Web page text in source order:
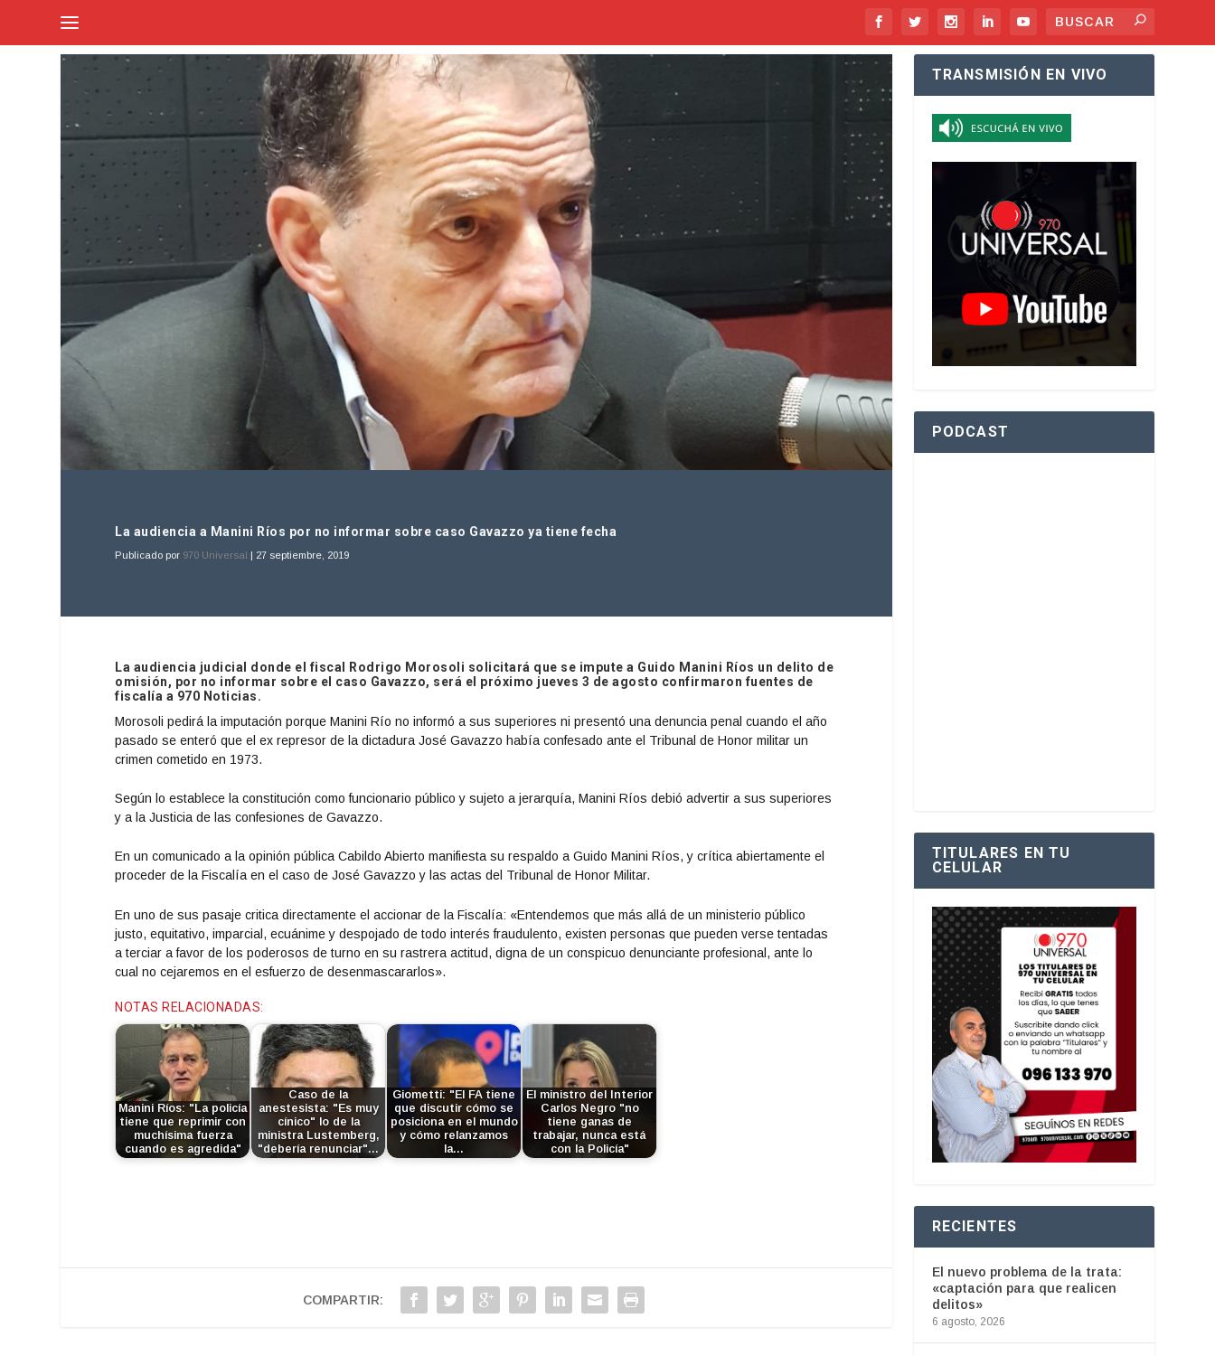
La audiencia a Manini Ríos por no informar sobre caso Gavazzo ya tiene fecha
Publicado por 970 Universal | 27 septiembre, 2019
La audiencia judicial donde el fiscal Rodrigo Morosoli solicitará que se impute a Guido Manini Ríos un delito de
omisión, por no informar sobre el caso Gavazzo, será el próximo jueves 3 de agosto confirmaron fuentes de
fiscalía a 970 Noticias.
Morosoli pedirá la imputación porque Manini Río no informó a sus superiores ni presentó una denuncia penal cuando el año
pasado se enteró que el ex represor de la dictadura José Gavazzo había confesado ante el Tribunal de Honor militar un
crimen cometido en 1973.
Según lo establece la constitución como funcionario público y sujeto a jerarquía, Manini Ríos debió advertir a sus superiores
y a la Justicia de las confesiones de Gavazzo.
En un comunicado a la opinión pública Cabildo Abierto manifiesta su respaldo a Guido Manini Ríos, y crítica abiertamente el
proceder de la Fiscalía en el caso de José Gavazzo y las actas del Tribunal de Honor Militar.
En uno de sus pasaje critica directamente el accionar de la Fiscalía: «Entendemos que más allá de un ministerio público
justo, equitativo, imparcial, ecuánime y despojado de todo interés fraudulento, existen personas que pueden verse tentadas
a terciar a favor de los poderosos de turno en su rastrera actitud, digna de un conspicuo denunciante profesional, ante lo
cual no cejaremos en el esfuerzo de desenmascararlos».
NOTAS RELACIONADAS:
Manini Ríos: "La policía
tiene que reprimir con
muchísima fuerza
cuando es agredida"
Caso de la
anestesista: "Es muy
cínico" lo de la
ministra Lustemberg,
"debería renunciar"…
Giometti: "El FA tiene
que discutir cómo se
posiciona en el mundo
y cómo relanzamos
la…
El ministro del Interior
Carlos Negro "no
tiene ganas de
trabajar, nunca está
con la Policía"
COMPARTIR:
TRANSMISIÓN EN VIVO
PODCAST
TITULARES EN TU
CELULAR
RECIENTES
El nuevo problema de la trata:
«captación para que realicen
delitos»
6 agosto, 2026